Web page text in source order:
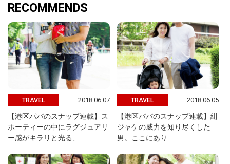
RECOMMENDS
TRAVEL 2018.06.07
【港区パパのスナップ連載】ス
ポーティーの中にラグジュアリ
ー感がキラリと光る、…
TRAVEL 2018.06.05
【港区パパのスナップ連載】紺
ジャケの威力を知り尽くした
男。ここにあり